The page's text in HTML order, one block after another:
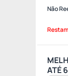
Não
ATÉ